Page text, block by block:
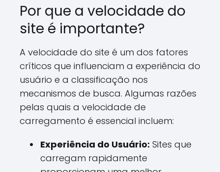
Por que a velocidade do
site é importante?
A velocidade do site é um dos fatores
críticos que influenciam a experiência do
usuário e a classificação nos
mecanismos de busca. Algumas razões
pelas quais a velocidade de
carregamento é essencial incluem:
Experiência do Usuário: Sites que
carregam rapidamente